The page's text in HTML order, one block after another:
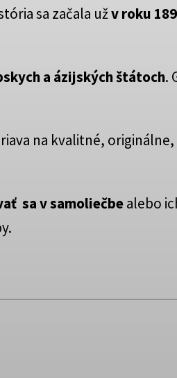
sa začala užv roku
a ázijských štátoch.
na kvalitné, originálne,
sa v samoliečbealebo